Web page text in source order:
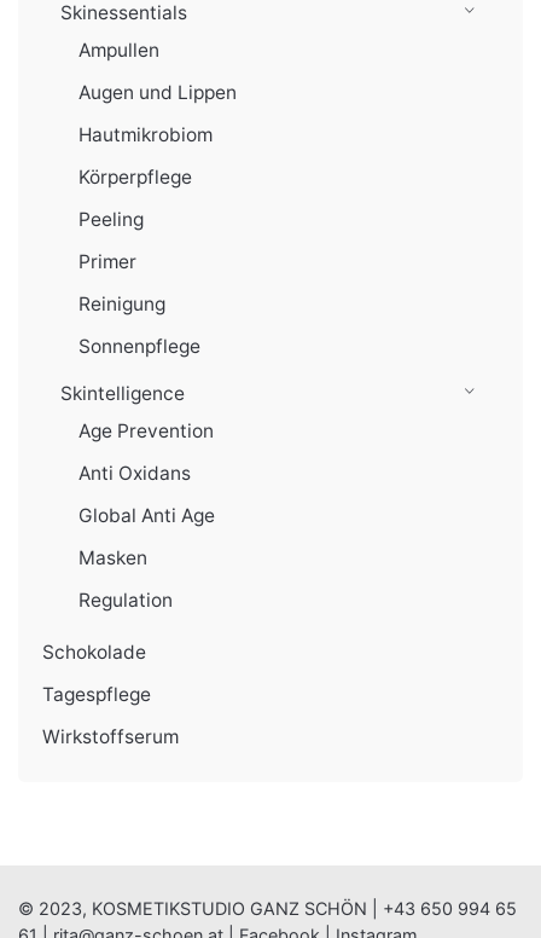
Skinessentials
Ampullen
Augen und Lippen
Hautmikrobiom
Körperpflege
Peeling
Primer
Reinigung
Sonnenpflege
Skintelligence
Age Prevention
Anti Oxidans
Global Anti Age
Masken
Regulation
Schokolade
Tagespflege
Wirkstoffserum
© 2023, KOSMETIKSTUDIO GANZ SCHÖN | +43 650 994 65